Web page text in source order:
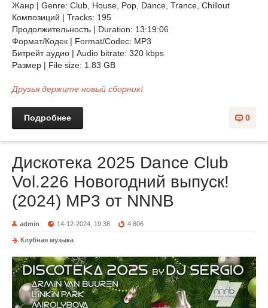
Жанр | Genre: Club, House, Pop, Dance, Trance, Chillоut
Композиций | Tracks: 195
Продолжительность | Duration: 13:19:06
Формат/Кодек | Format/Codec: MP3
Битрейт аудио | Audio bitrate: 320 kbps
Размер | File size: 1.83 GB
Друзья держите новый сборник!
0
Подробнее
Дискотека 2025 Dance Club
Vol.226 Новогодний выпуск!
(2024) MP3 от NNNB
admin 14-12-2024, 19:38 4 606
Клубная музыка